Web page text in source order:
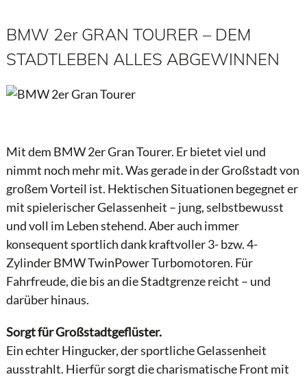
BMW 2er GRAN TOURER – DEM
STADTLEBEN ALLES ABGEWINNEN
Mit dem BMW 2er Gran Tourer. Er bietet viel und
nimmt noch mehr mit. Was gerade in der Großstadt von
großem Vorteil ist. Hektischen Situationen begegnet er
mit spielerischer Gelassenheit – jung, selbstbewusst
und voll im Leben stehend. Aber auch immer
konsequent sportlich dank kraftvoller 3- bzw. 4-
Zylinder BMW TwinPower Turbomotoren. Für
Fahrfreude, die bis an die Stadtgrenze reicht – und
darüber hinaus.
Sorgt für Großstadtgeflüster.
Ein echter Hingucker, der sportliche Gelassenheit
ausstrahlt. Hierfür sorgt die charismatische Front mit